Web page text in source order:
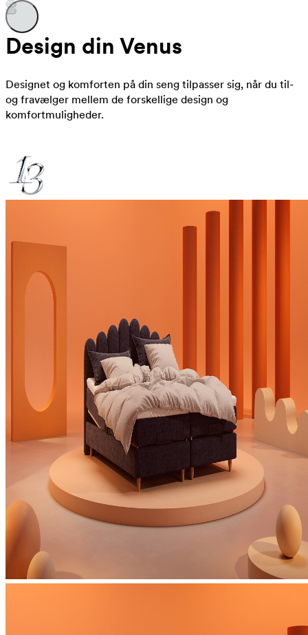
Design din Venus
Designet og komforten på din seng tilpasser sig, når du til-
og fravælger mellem de forskellige design og
komfortmuligheder.